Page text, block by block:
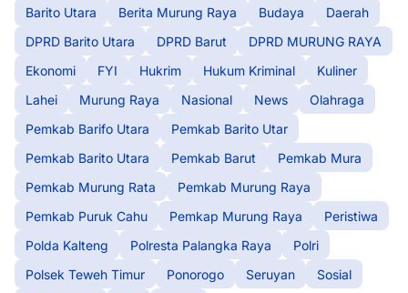
Barito Utara
Berita Murung Raya Budaya
Daerah
DPRD Barito Utara
DPRD Barut
DPRD MURUNG RAYA
Ekonomi
FYI Hukrim Hukum Kriminal
Kuliner
Lahei
Murung Raya Nasional News
Olahraga
Pemkab Barifo Utara
Pemkab Barito Utar
Pemkab Barito Utara
Pemkab Barut
Pemkab Mura
Pemkab Murung Rata
Pemkab Murung Raya
Pemkab Puruk Cahu
Pemkap Murung Raya
Peristiwa
Polda Kalteng
Polresta Palangka Raya
Polri
Polsek Teweh Timur
Ponorogo Seruyan
Sosial